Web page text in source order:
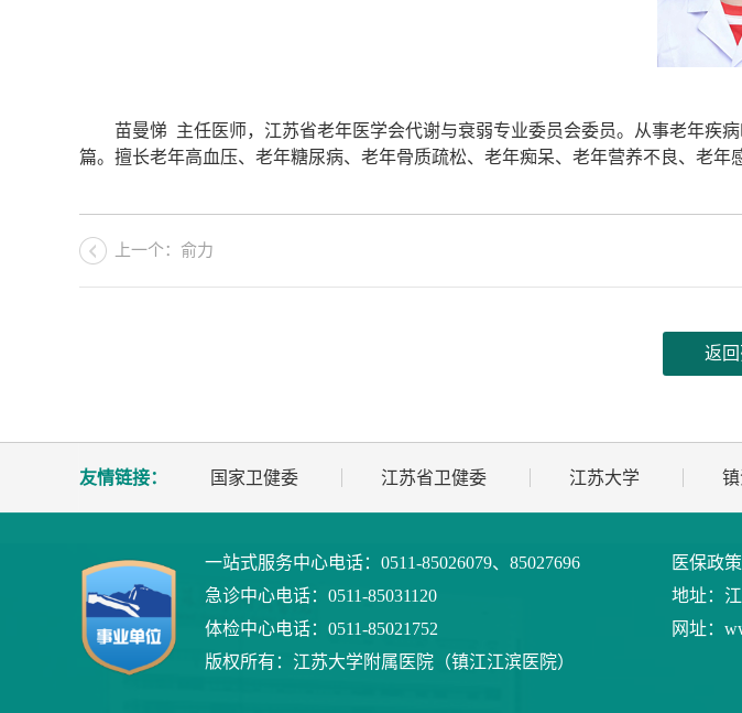
苗曼悌 主任医师， 江苏省老年医学会代谢与衰弱专业委员会委员。从事老年疾
篇。擅长老年高血压、老年糖尿病、老年骨质疏松、老年痴呆、老年营养不良、老年
上一个：俞力
返
友情链接： 国家卫健委 江苏省卫健委 江苏大学
一站式服务中心电话： 0511-85026079、85027696
急诊中心电话： 0511-85031120
体检中心电话： 0511-85021752
版权所有： 江苏大学附属医院（镇江江滨医院）
医保政
地址：
网址：